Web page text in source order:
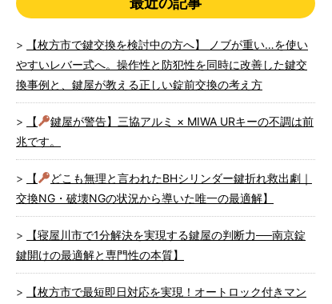
【枚方市で鍵交換を検討中の方へ】 ノブが重い…を使い
やすいレバー式へ。操作性と防犯性を同時に改善した鍵交
換事例と、鍵屋が教える正しい錠前交換の考え方
【
鍵屋が警告】三協アルミ × MIWA URキーの不調は前
兆です。
【
どこも無理と言われたBHシリンダー鍵折れ救出劇｜
交換NG・破壊NGの状況から導いた唯一の最適解】
【寝屋川市で1分解決を実現する鍵屋の判断力──南京錠
鍵開けの最適解と専門性の本質】
【枚方市で最短即日対応を実現！オートロック付きマン